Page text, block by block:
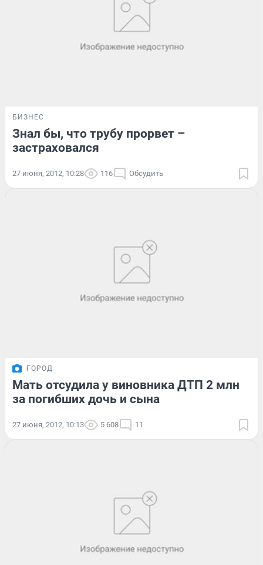
БИЗНЕС
Знал бы, что трубу прорвет –
застраховался
27 июня, 2012, 10:28 116 Обсудить
ГОРОД
Мать отсудила у виновника ДТП 2 млн
за погибших дочь и сына
27 июня, 2012, 10:13 5 608 11